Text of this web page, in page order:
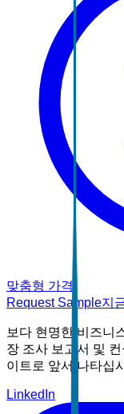
맞춤형 가격
Request Sample지
보다 현명한 비즈니
장 조사 보고서 및
이트로 앞서 나타십
LinkedIn